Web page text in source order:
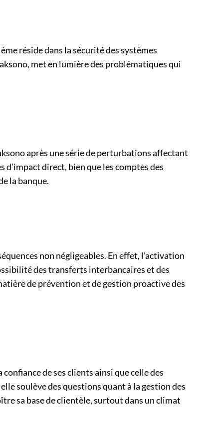
réside dans la sécurité des systèmes
met en lumière des problématiques qui
après une série de perturbations affectant
direct, bien que les comptes des
la banque.
non négligeables. En effet, l’activation
des transferts interbancaires et des
de prévention et de gestion proactive des
de ses clients ainsi que celle des
soulève des questions quant à la gestion des
sa base de clientèle, surtout dans un climat